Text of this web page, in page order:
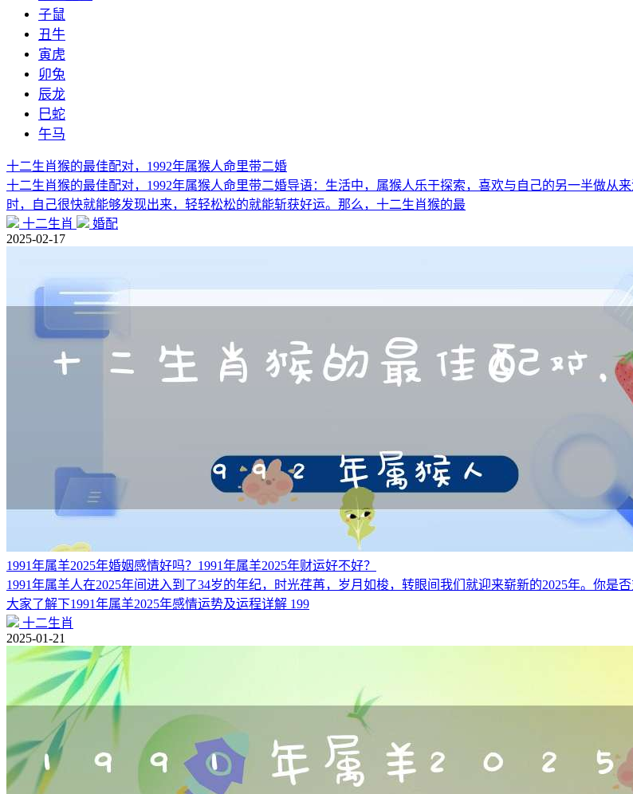
子鼠
丑牛
寅虎
卯兔
辰龙
巳蛇
午马
十二生肖猴的最佳配对，1992年属猴人命里带二婚
十二生肖猴的最佳配对，1992年属猴人命里带二婚导语：生活中，属猴人乐于探索，喜欢与自己的另一半做从
时，自己很快就能够发现出来，轻轻松松的就能斩获好运。那么，十二生肖猴的最
十二生肖
婚配
2025-02-17
1991年属羊2025年婚姻感情好吗？1991年属羊2025年财运好不好？
1991年属羊人在2025年间进入到了34岁的年纪，时光荏苒，岁月如梭，转眼间我们就迎来崭新的2025年。你
大家了解下1991年属羊2025年感情运势及运程详解 199
十二生肖
2025-01-21